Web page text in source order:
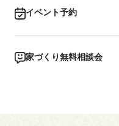
イベント予約
家づくり無料相談会